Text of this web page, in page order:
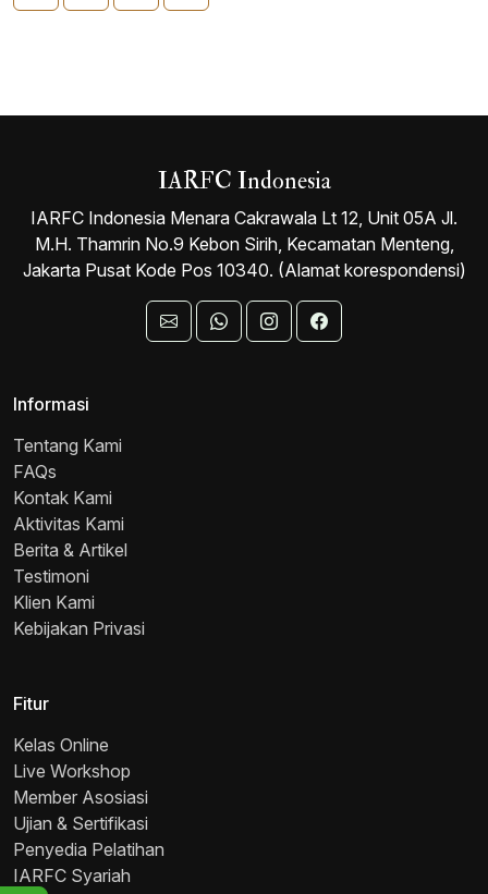
IARFC Indonesia
IARFC Indonesia Menara Cakrawala Lt 12, Unit 05A Jl.
M.H. Thamrin No.9 Kebon Sirih, Kecamatan Menteng,
Jakarta Pusat Kode Pos 10340. (Alamat korespondensi)
Informasi
Tentang Kami
FAQs
Kontak Kami
Aktivitas Kami
Berita & Artikel
Testimoni
Klien Kami
Kebijakan Privasi
Fitur
Kelas Online
Live Workshop
Member Asosiasi
Ujian & Sertifikasi
Penyedia Pelatihan
IARFC Syariah